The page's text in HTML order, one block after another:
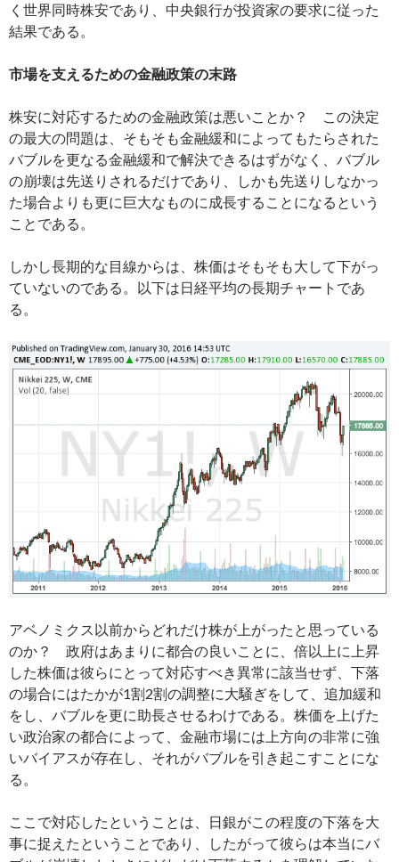
く世界同時株安であり、中央銀行が投資家の要求に従った
結果である。
市場を支えるための金融政策の末路
株安に対応するための金融政策は悪いことか？ この決定
の最大の問題は、そもそも金融緩和によってもたらされた
バブルを更なる金融緩和で解決できるはずがなく、バブル
の崩壊は先送りされるだけであり、しかも先送りしなかっ
た場合よりも更に巨大なものに成長することになるという
ことである。
しかし長期的な目線からは、株価はそもそも大して下がっ
ていないのである。以下は日経平均の長期チャートであ
る。
アベノミクス以前からどれだけ株が上がったと思っている
のか？ 政府はあまりに都合の良いことに、倍以上に上昇
した株価は彼らにとって対応すべき異常に該当せず、下落
の場合にはたかが1割2割の調整に大騒ぎをして、追加緩和
をし、バブルを更に助長させるわけである。株価を上げた
い政治家の都合によって、金融市場には上方向の非常に強
いバイアスが存在し、それがバブルを引き起こすことにな
る。
ここで対応したということは、日銀がこの程度の下落を大
事に捉えたということであり、したがって彼らは本当にバ